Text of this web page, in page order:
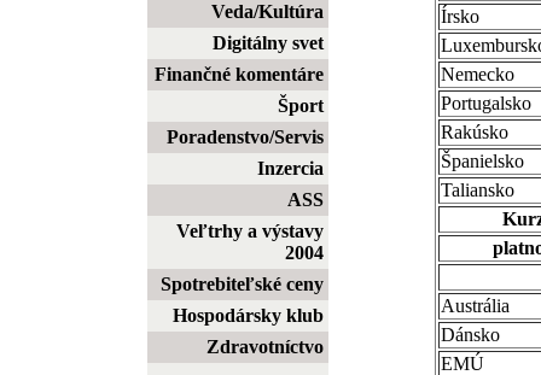
Veda/Kultúra
Digitálny svet
Finančné komentáre
Šport
Poradenstvo/Servis
Inzercia
ASS
Veľtrhy a výstavy
2004
Spotrebiteľské ceny
Hospodársky klub
Zdravotníctvo
Írsko
Nemecko
Portugalsko
Rakúsko
Španielsko
Taliansko
Austrália
Dánsko
EMÚ